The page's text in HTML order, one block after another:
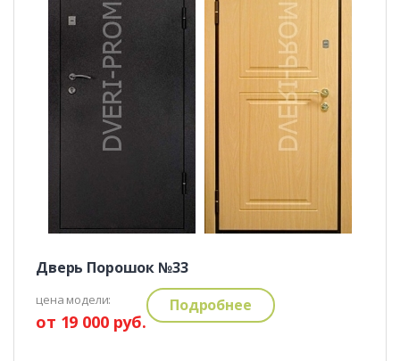
Дверь Порошок №33
цена модели:
от 19 000 руб.
Подробнее